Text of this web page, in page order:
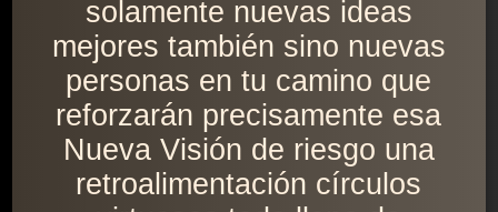
solamente nuevas ideas
mejores también sino nuevas
personas en tu camino que
reforzarán precisamente esa
Nueva Visión de riesgo una
retroalimentación círculos